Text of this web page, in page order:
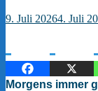
9. Juli 20264. Juli
Morgens immer